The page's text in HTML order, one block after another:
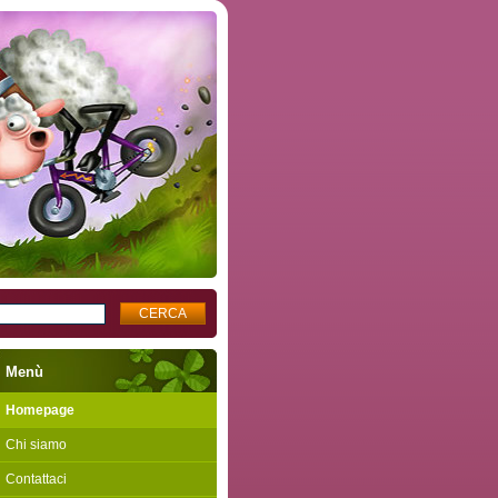
Menù
Homepage
Chi siamo
Contattaci